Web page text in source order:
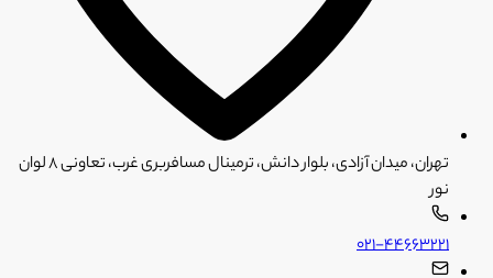
تهران، میدان آزادی، بلوار دانش، ترمینال مسافربری غرب، تعاونی ۸ لوان
نور
۰۲۱-۴۴۶۶۳۲۲۱